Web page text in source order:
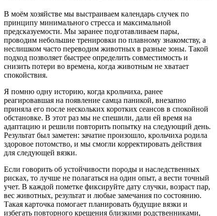
В моём хозяйстве мы выстраиваем календарь случек по
принципу минимального стресса и максимальной
предсказуемости. Мы заранее подготавливаем пары,
проводим небольшие тренировки по плавному знакомству, а
неслишком часто переводим животных в разные зоны. Такой
подход позволяет быстрее определить совместимость и
снизить потери во времена, когда животным не хватает
спокойствия.
Я помню одну историю, когда крольчиха, ранее
реагировавшая на появление самца паникой, внезапно
приняла его после нескольких коротких сеансов в спокойной
обстановке. В этот раз мы не спешили, дали ей время на
адаптацию и решили повторить попытку на следующий день.
Результат был заметен: зачатие произошло, крольчиха родила
здоровое потомство, и мы смогли корректировать действия
для следующей вязки.
Если говорить об устойчивости породы и наследственных
рисках, то лучше не полагаться на один опыт, а вести точный
учет. В каждой пометке фиксируйте дату случки, возраст пар,
вес животных, результат и любые замечания по состоянию.
Такая карточка помогает планировать будущие вязки и
избегать повторного крещения близкими родственниками,